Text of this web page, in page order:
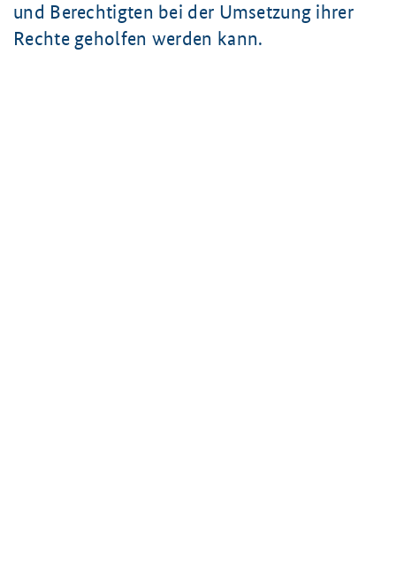
und Berechtigten bei der Umsetzung ihrer
Rechte geholfen werden kann.